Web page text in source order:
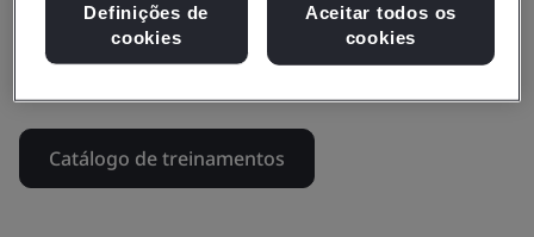
atraindo e retendo os melhores talentos. Desenvolva
habilidades e forneça oportunidades de aprendizado
Catálogo de treinamentos
Definições de
cookies
Aceitar todos os
cookies